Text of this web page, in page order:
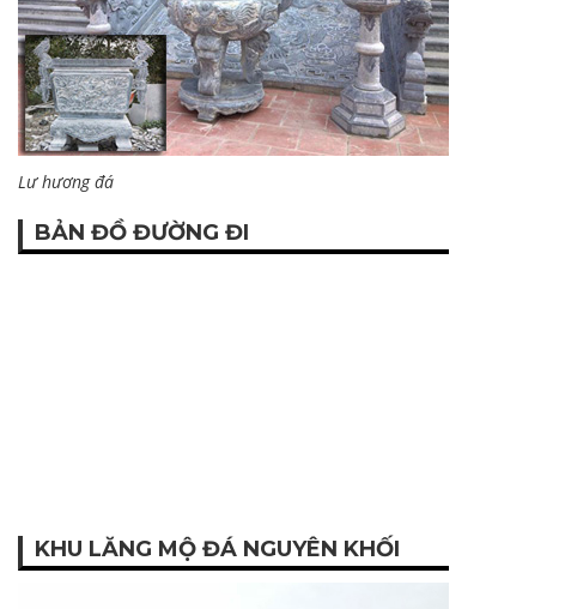
Lư hương đá
BẢN ĐỒ ĐƯỜNG ĐI
KHU LĂNG MỘ ĐÁ NGUYÊN KHỐI